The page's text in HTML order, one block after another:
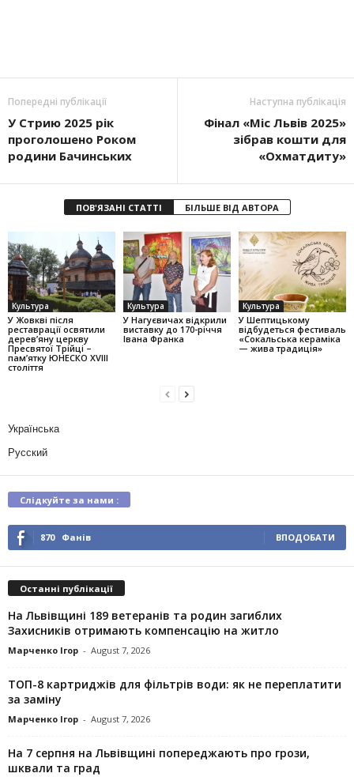
Попередні публікації
У Стрию 2025 рік
проголошено Роком
родини Бачинських
Наступна публікація
Фінал «Міс Львів 2025»
зібрав кошти для
«Охматдиту»
ПОВ'ЯЗАНІ СТАТТІ БІЛЬШЕ ВІД АВТОРА
Культура
У Жовкві після
реставрації освятили
дерев’яну церкву
Пресвятої Трійці –
пам’ятку ЮНЕСКО XVIII
століття
Культура
У Нагуєвичах відкрили
виставку до 170-річчя
Івана Франка
Культура
У Шептицькому
відбудеться фестиваль
«Сокальська кераміка
— жива традиція»
Українська
Русский
Слідкуйте за нами :
870 Фанів ВПОДОБАТИ
Останні публікації
На Львівщині 189 ветеранів та родин загиблих
Захисників отримають компенсацію на житло
Марченко Ігор - August 7, 2026
ТОП-8 картриджів для фільтрів води: як не переплатити
за заміну
Марченко Ігор - August 7, 2026
На 7 серпня на Львівщині попереджають про грози,
шквали та град